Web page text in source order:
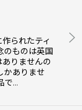
られたティ
のものは英国
りませんの
かありませ
で…